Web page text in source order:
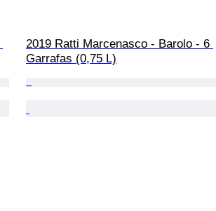
2019 Ratti Marcenasco - Barolo - 6
Garrafas (0,75 L)